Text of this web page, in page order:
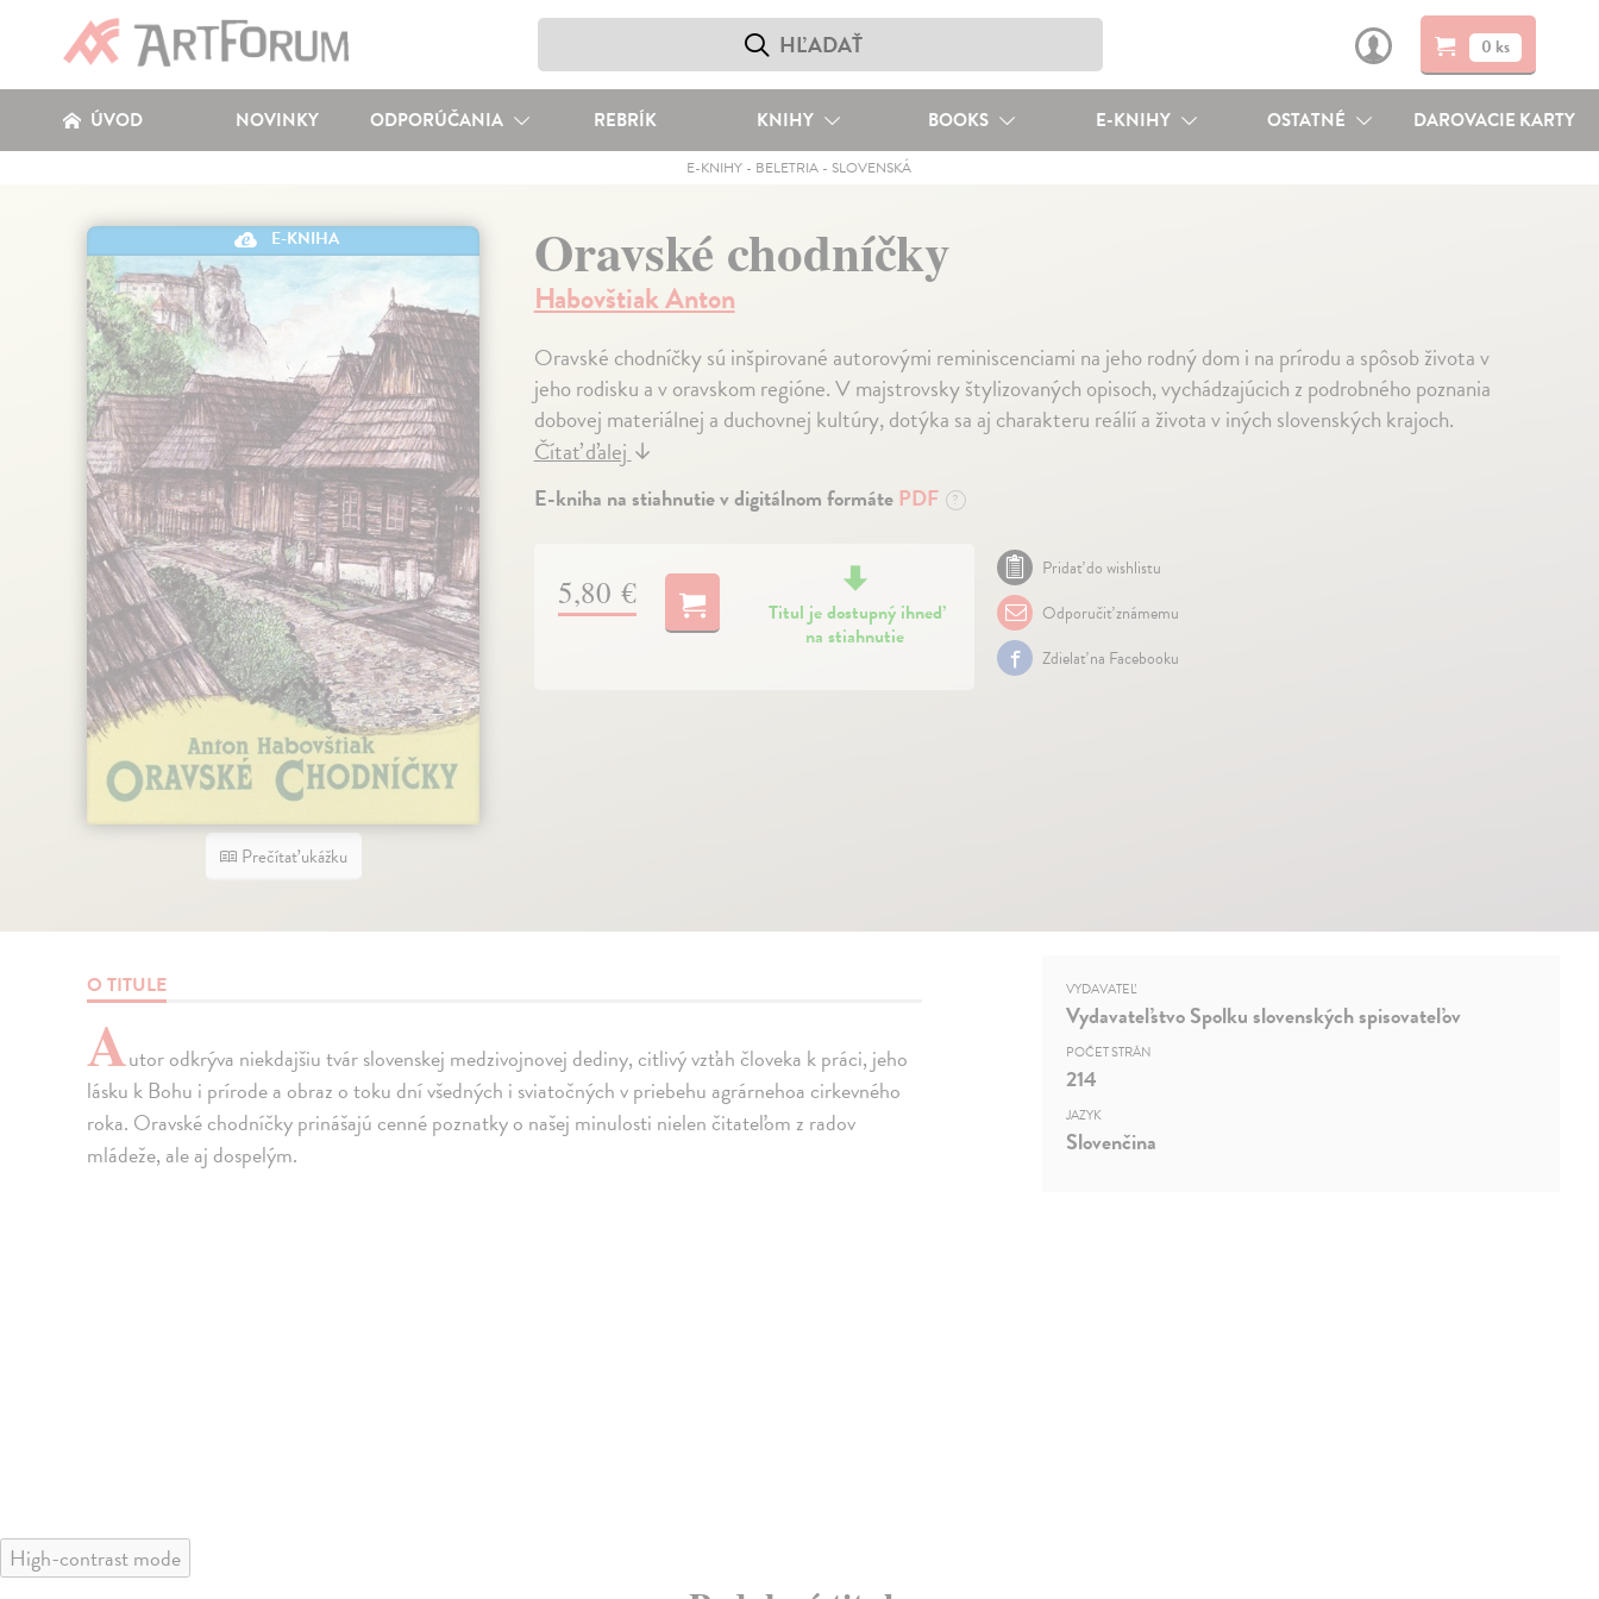
0 ks
ÚVOD NOVINKY ODPORÚČANIA REBRÍK KNIHY BOOKS E-KNIHY OSTATNÉ DAROVACIE KARTY
E-KNIHY - BELETRIA - SLOVENSKÁ
E-KNIHA
Prečítať ukážku
Oravské chodníčky
Habovštiak Anton
Oravské chodníčky sú inšpirované autorovými reminiscenciami na jeho rodný dom i na prírodu a spôsob života v
jeho rodisku a v oravskom regióne. V majstrovsky štylizovaných opisoch, vychádzajúcich z podrobného poznania
dobovej materiálnej a duchovnej kultúry, dotýka sa aj charakteru reálií a života v iných slovenských krajoch.
Čítať ďalej↓
E-kniha na stiahnutie v digitálnom formáte PDF ?
5,80 €
Titul je dostupný ihneď
na stiahnutie
Pridať do wishlistu
Odporučiť známemu
Zdielať na Facebooku
O TITULE
Autor odkrýva niekdajšiu tvár slovenskej medzivojnovej dediny, citlivý vzťah človeka k práci, jeho
lásku k Bohu i prírode a obraz o toku dní všedných i sviatočných v priebehu agrárnehoa cirkevného
roka. Oravské chodníčky prinášajú cenné poznatky o našej minulosti nielen čitateľom z radov
mládeže, ale aj dospelým.
VYDAVATEĽ
Vydavateľstvo Spolku slovenských spisovateľov
POČET STRÁN
214
JAZYK
Slovenčina
High-contrast mode